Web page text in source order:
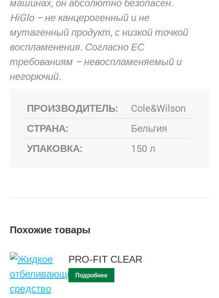
машинах, он абсолютно безопасен.
HiGlo – не канцерогенный и не
мутагенный продукт, с низкой точкой
воспламенения. Согласно ЕС
требованиям – невоспламеняемый и
негорючий.
ПРОИЗВОДИТЕЛЬ:
Cole&Wilson
СТРАНА:
Бельгия
УПАКОВКА:
150 л
Похожие товары
PRO-FIT CLEAR
Подробнее